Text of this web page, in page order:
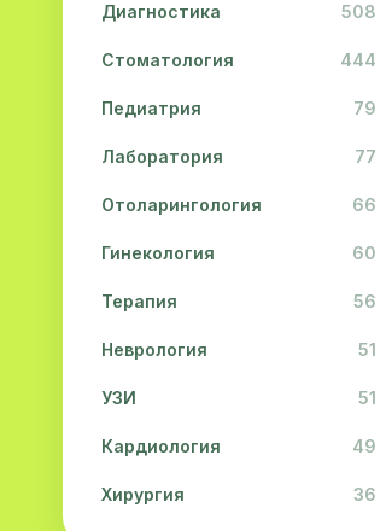
Сырдарьинская область 2
Хорезмская область 2
Диагностика 508
Стоматология 444
Педиатрия 79
Лаборатория 77
Отоларингология 66
Гинекология 60
Терапия 56
Неврология 51
УЗИ 51
Кардиология 49
Хирургия 36